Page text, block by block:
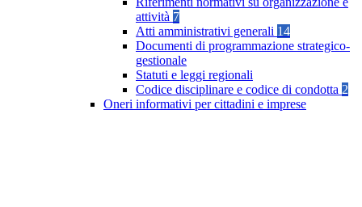
attività 7
Atti amministrativi generali 14
Documenti di programmazione strategico-
gestionale
Statuti e leggi regionali
Codice disciplinare e codice di condotta 2
Oneri informativi per cittadini e imprese